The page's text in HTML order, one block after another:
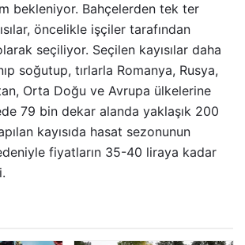
bekleniyor. Bahçelerden tek ter
öncelikle işçiler tarafından
seçiliyor. Seçilen kayısılar daha
soğutup, tırlarla Romanya, Rusya,
Orta Doğu ve Avrupa ülkelerine
79 bin dekar alanda yaklaşık 200
kayısıda hasat sezonunun
fiyatların 35-40 liraya kadar